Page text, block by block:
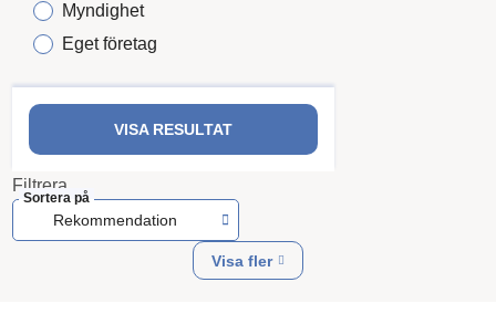
Myndighet
Eget företag
VISA RESULTAT
Filtrera
Sortera på
Rekommendation
Visa fler